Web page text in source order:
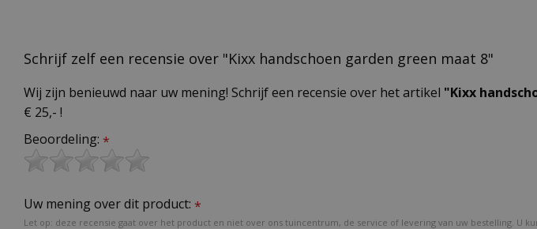
Schrijf zelf een recensie over "Kixx handschoen garden green maat 8"
Wij zijn benieuwd naar uw mening! Schrijf een recensie over het artikel "Kixx
€ 25,- !
Beoordeling: *
Uw mening over dit product: *
Let op: deze recensie gaat over het product en niet over ons tuincentrum, de service of levering van uw bestelling. U